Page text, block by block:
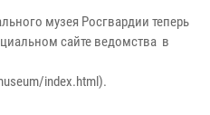
музея Росгвардии теперь
сайте ведомства в
index.html).